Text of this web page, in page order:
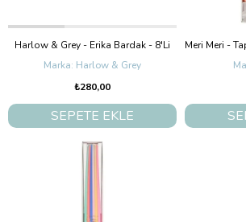
Harlow & Grey - Erika Bardak - 8'Li
Harlow & Grey
₺280,00
SEPETE EKLE